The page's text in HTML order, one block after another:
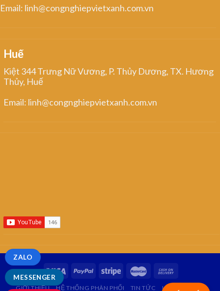
Email: linh@congnghiepvietxanh.com.vn
Huế
Kiệt 344 Trưng Nữ Vương, P. Thủy Dương, TX. Hương
Thủy, Huế
Email: linh@congnghiepvietxanh.com.vn
GIỚI THIỆU HỆ THỐNG PHÂN PHỐI TIN TỨC LIÊN HỆ
MESSENGER
ZALO